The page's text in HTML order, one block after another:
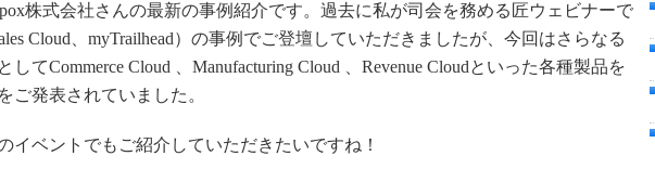
株式会社さんの最新の事例紹介です。過去に私が司会を務める匠ウェビナーで
Cloud、myTrailhead）の事例でご登壇していただきましたが、今回はさらなる
してCommerce Cloud 、Manufacturing Cloud
、Revenue Cloudといった各種製品を
ご発表されていました。
イベントでもご紹介していただきたいですね！